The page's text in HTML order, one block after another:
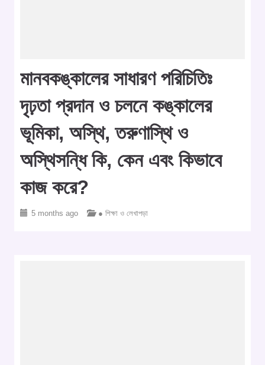
মানবকঙ্কালের সাধারণ পরিচিতিঃ
দৃঢ়তা প্রদান ও চলনে কঙ্কালের
ভূমিকা, অস্থি, তরুণাস্থি ও
অস্থিসন্ধি কি, কেন এবং কিভাবে
কাজ করে?
5 months ago ● শিক্ষা ও লেখাপড়া